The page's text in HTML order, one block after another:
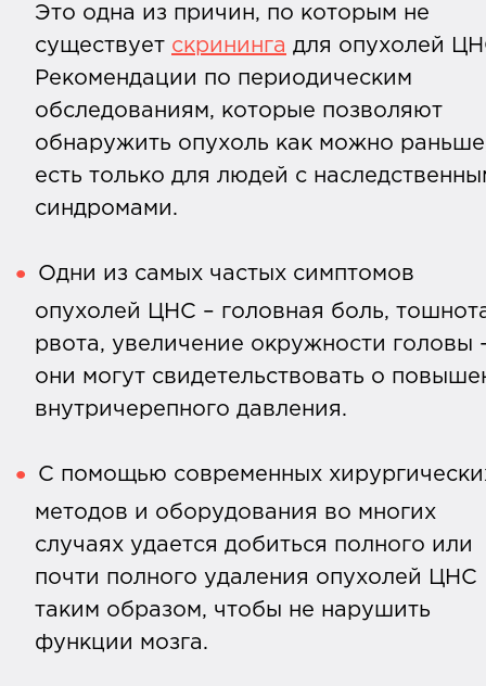
Это одна из причин, по которым не
существует скрининга для опухолей
Рекомендации по периодическим
обследованиям, которые позволяют
обнаружить опухоль как можно
есть только для людей с
синдромами.
Одни из самых частых симптомов
опухолей ЦНС – головная боль,
рвота, увеличение окружности головы
они могут свидетельствовать о
внутричерепного давления.
С помощью современных
методов и оборудования во многих
случаях удается добиться полного или
почти полного удаления опухолей ЦНС
таким образом, чтобы не нарушить
функции мозга.